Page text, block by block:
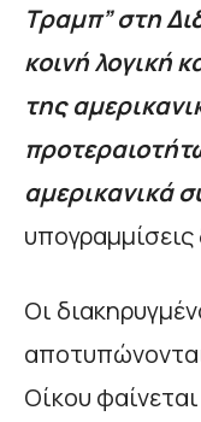
Τραμπ” στη
κοινή λογική
της
αμερικανικά
υπογραμμίσεις
Οι
Οίκου